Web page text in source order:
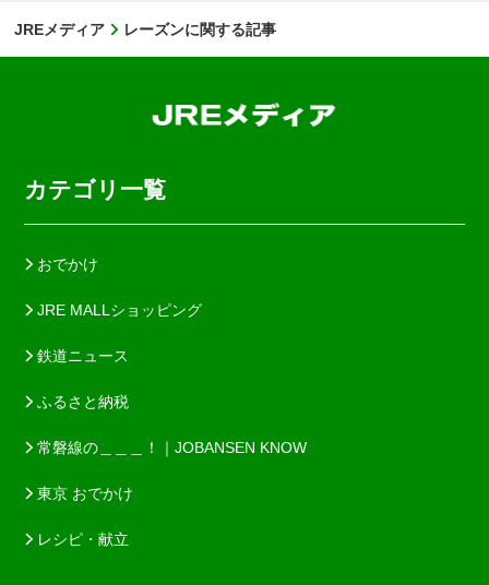
JREメディア レーズンに関する記事
カテゴリ一覧
おでかけ
JRE MALLショッピング
鉄道ニュース
ふるさと納税
常磐線の＿＿＿！｜JOBANSEN KNOW
東京 おでかけ
レシピ・献立